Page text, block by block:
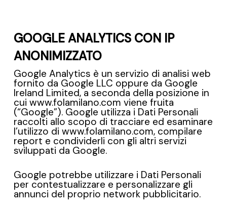
GOOGLE ANALYTICS CON IP
ANONIMIZZATO
Google Analytics è un servizio di analisi web
fornito da Google LLC oppure da Google
Ireland Limited, a seconda della posizione in
cui www.folamilano.com viene fruita
(“Google”). Google utilizza i Dati Personali
raccolti allo scopo di tracciare ed esaminare
l’utilizzo di www.folamilano.com, compilare
report e condividerli con gli altri servizi
sviluppati da Google.
Google potrebbe utilizzare i Dati Personali
per contestualizzare e personalizzare gli
annunci del proprio network pubblicitario.